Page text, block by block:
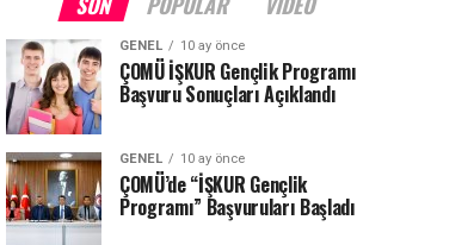
GENEL 10 ay önce
ÇOMÜ İŞKUR Gençlik Programı
Başvuru Sonuçları Açıklandı
GENEL 10 ay önce
ÇOMÜ’de “İŞKUR Gençlik
Programı” Başvuruları Başladı